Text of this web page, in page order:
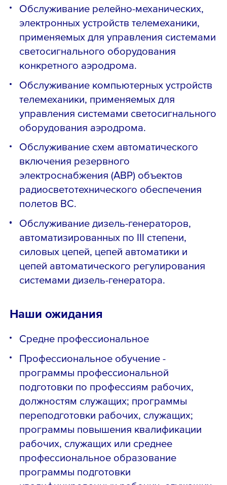
Обслуживание релейно-механических,
электронных устройств телемеханики,
применяемых для управления системами
светосигнального оборудования
конкретного аэродрома.
Обслуживание компьютерных устройств
телемеханики, применяемых для
управления системами светосигнального
оборудования аэродрома.
Обслуживание схем автоматического
включения резервного
электроснабжения (АВР) объектов
радиосветотехнического обеспечения
полетов ВС.
Обслуживание дизель-генераторов,
автоматизированных по III степени,
силовых цепей, цепей автоматики и
цепей автоматического регулирования
системами дизель-генератора.
Наши ожидания
Средне профессиональное
Профессиональное обучение -
программы профессиональной
подготовки по профессиям рабочих,
должностям служащих; программы
переподготовки рабочих, служащих;
программы повышения квалификации
рабочих, служащих или среднее
профессиональное образование
программы подготовки